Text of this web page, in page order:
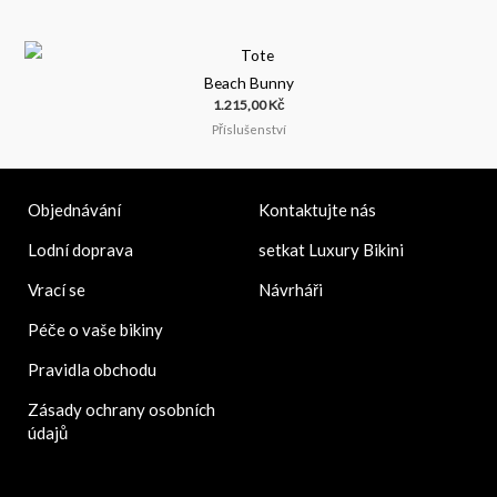
Beach Bunny
1.215,00Kč
Příslušenství
Objednávání
Lodní doprava
Vrací se
Péče o vaše bikiny
Pravidla obchodu
Zásady ochrany osobních
údajů
Kontaktujte nás
setkat Luxury Bikini
Návrháři